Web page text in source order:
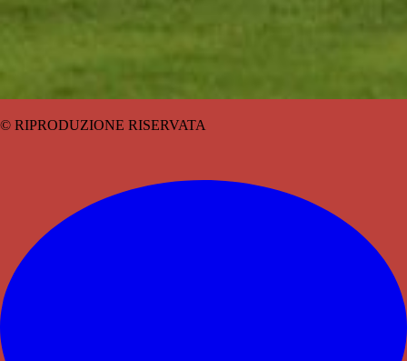
© RIPRODUZIONE RISERVATA